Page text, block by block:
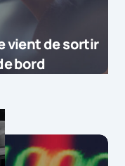
vient de sortir
bord